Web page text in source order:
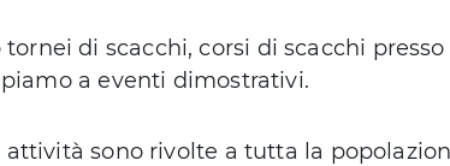
di scacchi, corsi di scacchi
a eventi dimostrativi.
attività sono rivolte a tutta la